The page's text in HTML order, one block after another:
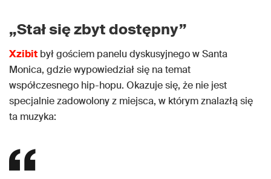
„Stał się zbyt dostępny”
Xzibit był gościem panelu dyskusyjnego w Santa
Monica, gdzie wypowiedział się na temat
współczesnego hip-hopu. Okazuje się, że nie jest
specjalnie zadowolony z miejsca, w którym znalazłą się
ta muzyka: